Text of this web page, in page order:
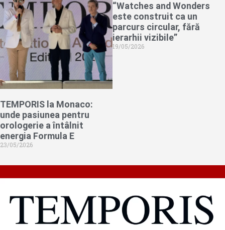
TEMPORIS la Monaco:
unde pasiunea pentru
orologerie a întâlnit
energia Formula E
23/05/2026
“Watches and Wonders
este construit ca un
parcurs circular, fără
ierarhii vizibile”
19/05/2026